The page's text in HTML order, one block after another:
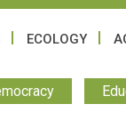
ECOLOGY